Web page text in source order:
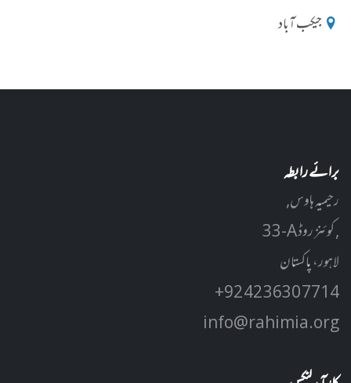
جیکب آباد
برائے رابطہ
رحیمیہ ہاوس,
33-A کوئنز روڈ ,
لاہور، پاکستان
+92 42 3630 7714
info@rahimia.org